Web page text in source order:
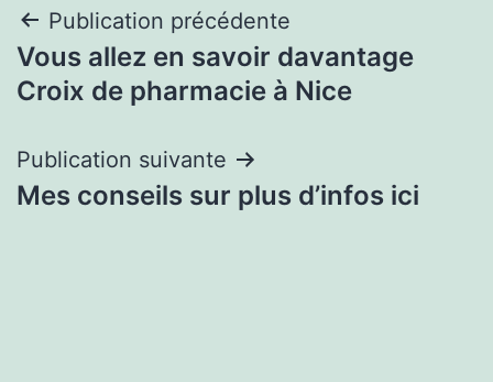
Navigation
de
Publication précédente
Vous allez en savoir davantage
Croix de pharmacie à Nice
Publication suivante
Mes conseils sur plus d’infos ici